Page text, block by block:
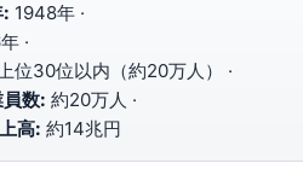
1948年 ·
·
位30位以内（約20万人） ·
数: 約20万人 ·
高: 約14兆円